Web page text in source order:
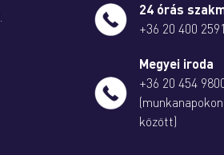
24 órás
+36 20 400 2591
Megyei iroda
+36 20 454
között)